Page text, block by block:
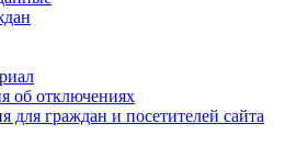
об отключениях
для граждан и посетителей сайта